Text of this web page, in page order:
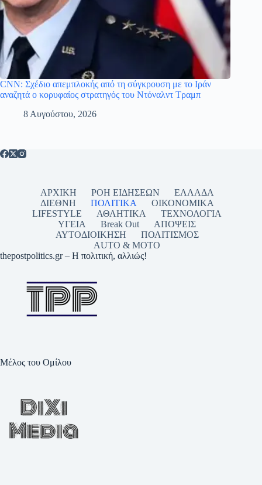
CNN: Σχέδιο απεμπλοκής από τη σύγκρουση με το Ιράν
αναζητά ο κορυφαίος στρατηγός του Ντόναλντ Τραμπ
8 Αυγούστου, 2026
ΑΡΧΙΚΗ ΡΟΗ ΕΙΔΗΣΕΩΝ
ΕΛΛΑΔΑ
ΔΙΕΘΝΗ
ΠΟΛΙΤΙΚΑ
ΟΙΚΟΝΟΜΙΚΑ
LIFESTYLE
ΑΘΛΗΤΙΚΑ
ΤΕΧΝΟΛΟΓΙΑ
ΥΓΕΙΑ
Break Out
ΑΠΟΨΕΙΣ
ΑΥΤΟΔΙΟΙΚΗΣΗ
ΠΟΛΙΤΙΣΜΟΣ
AUTO & MOTO
thepostpolitics.gr – Η πολιτική, αλλιώς!
Μέλος του Ομίλου